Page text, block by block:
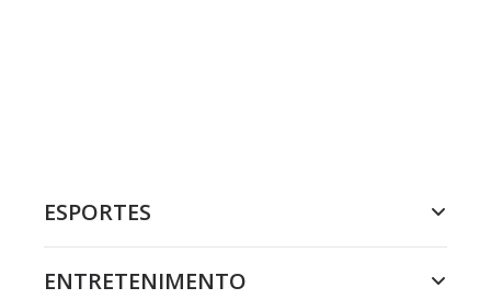
ESPORTES
ENTRETENIMENTO